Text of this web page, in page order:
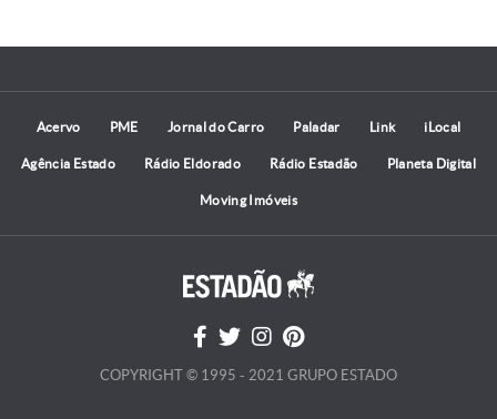
Acervo PME Jornal do Carro Paladar Link iLocal
Agência Estado Rádio Eldorado Rádio Estadão Planeta Digital
Moving Imóveis
COPYRIGHT © 1995 - 2021 GRUPO ESTADO